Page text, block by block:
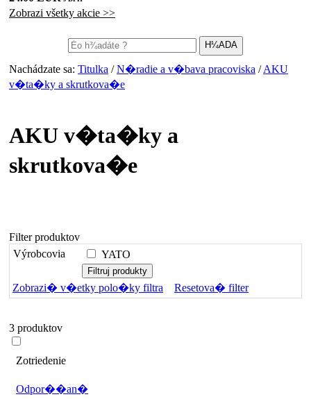
Zobrazi všetky akcie >>
Nachádzate sa: Titulka /N�radie a v�bava pracoviska /AKU
v�ta�ky a skrutkova�e
AKU v�ta�ky a
skrutkova�e
Filter produktov
Výrobcovia
YATO
Zobrazi� v�etky polo�ky filtra Resetova� filter
3 produktov
Zotriedenie
Odpor��an�